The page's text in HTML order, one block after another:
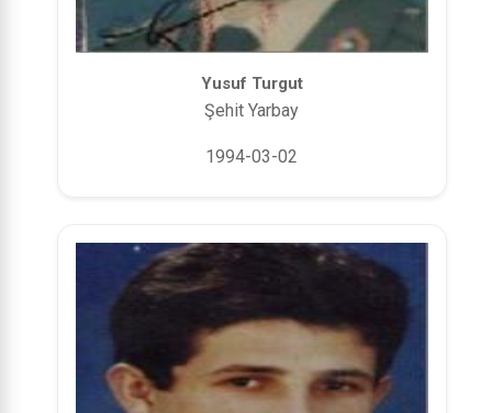
Yusuf Turgut
Şehit Yarbay
1994-03-02